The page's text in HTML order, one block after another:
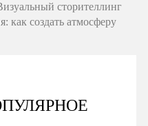
сторителлинг
как создать атмосферу